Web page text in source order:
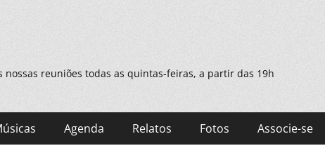
nossas reuniões todas as quintas-feiras, a partir das 19h
Agenda Relatos Fotos Associe-se